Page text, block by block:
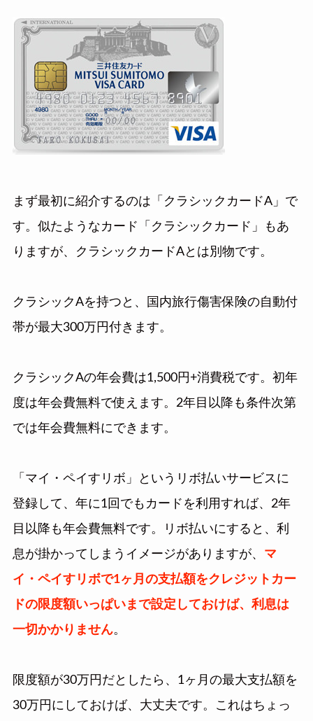
まず最初に紹介するのは「クラシックカードA」で
す。似たようなカード「クラシックカード」もあ
りますが、クラシックカードAとは別物です。
クラシックAを持つと、国内旅行傷害保険の自動付
帯が最大300万円付きます。
クラシックAの年会費は1,500円+消費税です。初年
度は年会費無料で使えます。2年目以降も条件次第
では年会費無料にできます。
「マイ・ペイすリボ」というリボ払いサービスに
登録して、年に1回でもカードを利用すれば、2年
目以降も年会費無料です。リボ払いにすると、利
息が掛かってしまうイメージがありますが、 マ
イ・ペイすリボで1ヶ月の支払額をクレジットカー
ドの限度額いっぱいまで設定しておけば、利息は
一切かかりません。
限度額が30万円だとしたら、1ヶ月の最大支払額を
30万円にしておけば、大丈夫です。これはちょっ